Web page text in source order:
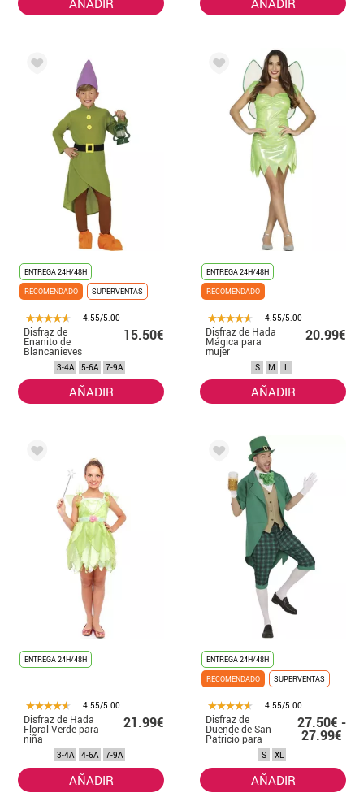
AÑADIR AÑADIR
ENTREGA 24H/48H
RECOMENDADO
SUPERVENTAS
4.55/5.00
Disfraz de
Enanito de
Blancanieves
para niños
15.50€
3-4A 5-6A 7-9A
AÑADIR
ENTREGA 24H/48H
RECOMENDADO
4.55/5.00
Disfraz de Hada
Mágica para
mujer
20.99€
S M L
AÑADIR
ENTREGA 24H/48H
4.55/5.00
Disfraz de Hada
Floral Verde para
niña
21.99€
3-4A 4-6A 7-9A
AÑADIR
ENTREGA 24H/48H
RECOMENDADO
SUPERVENTAS
4.55/5.00
Disfraz de
Duende de San
Patricio para
27.50€ -
27.99€
S XL
AÑADIR